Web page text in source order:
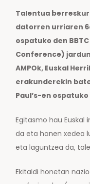
Talentua
datorren urriaren
ospatuko den
Conference)
AMPOk, Euskal
erakunderekin
Paul’s-en ospatuko
Egitasmo hau Euskal
da eta honen xedea
eta laguntzea da,
Ekitaldi honetan